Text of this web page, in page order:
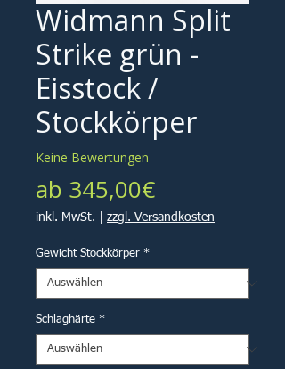
Widmann Split
Strike grün -
Eisstock /
Stockkörper
Keine Bewertungen
ab 345,00€Sale-
Preis
inkl. MwSt. zzgl. Versandkosten
Gewicht Stockkörper *
Schlaghärte *